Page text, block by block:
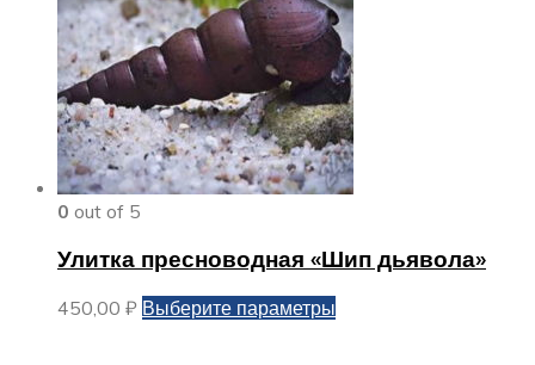
0 out of 5
Улитка пресноводная «Шип дьявола»
450,00 ₽ Выберите параметры